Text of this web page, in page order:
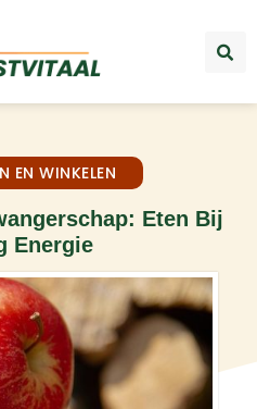
EN WINKELEN
Eten Bij
Energie